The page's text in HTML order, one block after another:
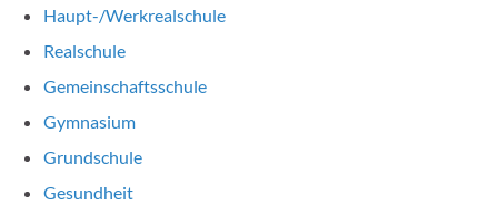
Haupt-/Werkrealschule
Realschule
Gemeinschaftsschule
Gymnasium
Grundschule
Gesundheit